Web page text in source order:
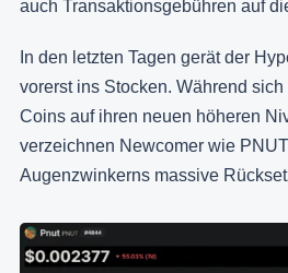
auch Transaktionsgebühren auf
In den letzten Tagen gerät der
vorerst ins Stocken. Während
Coins auf ihren neuen höheren
verzeichnen Newcomer wie
Augenzwinkerns massive